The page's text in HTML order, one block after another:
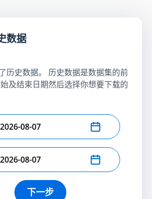
数据
历史数据。 历史数据是数据集的前
及结束日期然后选择你想要下载的
日期
日期
下一步